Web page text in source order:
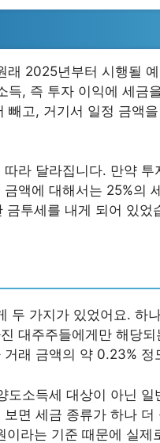
2025년부터 시행될
, 즉 투자 이익에 세금
고, 거기서 일정 금액
라 달라집니다. 만약
액에 대해서는 25%의
투세를 내게 되어 있었
두 가지가 있었어요. 하
대주주들에게만 해당
래 금액의 약 0.23% 정
소득세 대상이 아닌 일
면 세금 종류가 하나
라는 기준 때문에 실제